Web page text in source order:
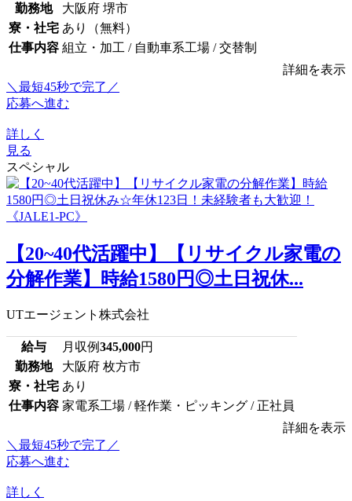
勤務地
大阪府 堺市
寮・社宅 あり（無料）
仕事内容 組立・加工 / 自動車系工場 / 交替制
詳細を表示
＼最短45秒で完了／
応募へ進む
詳しく
見る
スペシャル
【20~40代活躍中】【リサイクル家電の
分解作業】時給1580円◎土日祝休...
UTエージェント株式会社
給与 月収例345,000円
勤務地
大阪府 枚方市
寮・社宅 あり
仕事内容 家電系工場 / 軽作業・ピッキング / 正社員
詳細を表示
＼最短45秒で完了／
応募へ進む
詳しく